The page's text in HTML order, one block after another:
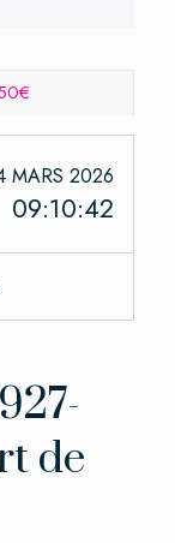
MARS 2026
09:10:42
de